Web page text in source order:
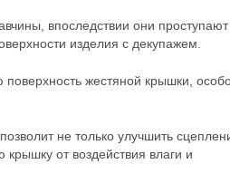
впоследствии они
изделия с декупажем.
жестяной крышки,
не только улучшить
от воздействия влаги и